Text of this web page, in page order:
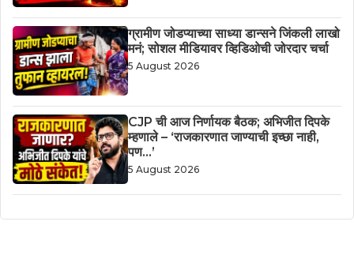
ग्रामीण जोडप्याच्या साध्या डान्सने जिंकली लाखो
मनं; सोशल मीडियावर व्हिडिओची जोरदार चर्चा
5 August 2026
CJP ची आज निर्णायक बैठक; अभिजीत दिपके
म्हणाले – ‘राजकारणात जाण्याची इच्छा नाही,
पण…’
5 August 2026